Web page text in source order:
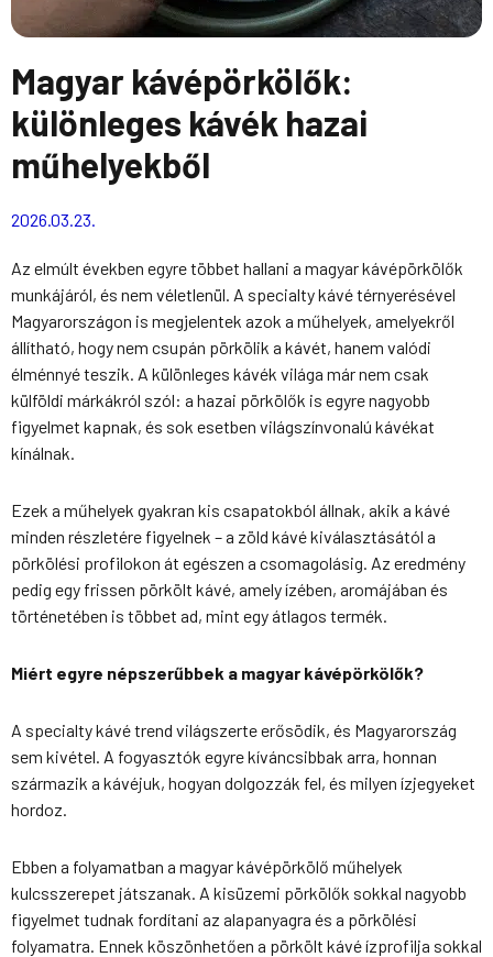
Magyar kávépörkölők:
különleges kávék hazai
műhelyekből
2026.03.23.
Az elmúlt években egyre többet hallani a magyar kávépörkölők
munkájáról, és nem véletlenül. A specialty kávé térnyerésével
Magyarországon is megjelentek azok a műhelyek, amelyekről
állítható, hogy nem csupán pörkölik a kávét, hanem valódi
élménnyé teszik. A különleges kávék világa már nem csak
külföldi márkákról szól: a hazai pörkölők is egyre nagyobb
figyelmet kapnak, és sok esetben világszínvonalú kávékat
kínálnak.
Ezek a műhelyek gyakran kis csapatokból állnak, akik a kávé
minden részletére figyelnek – a zöld kávé kiválasztásától a
pörkölési profilokon át egészen a csomagolásig. Az eredmény
pedig egy frissen pörkölt kávé, amely ízében, aromájában és
történetében is többet ad, mint egy átlagos termék.
Miért egyre népszerűbbek a magyar kávépörkölők?
A specialty kávé trend világszerte erősödik, és Magyarország
sem kivétel. A fogyasztók egyre kíváncsibbak arra, honnan
származik a kávéjuk, hogyan dolgozzák fel, és milyen ízjegyeket
hordoz.
Ebben a folyamatban a magyar kávépörkölő műhelyek
kulcsszerepet játszanak. A kisüzemi pörkölők sokkal nagyobb
figyelmet tudnak fordítani az alapanyagra és a pörkölési
folyamatra. Ennek köszönhetően a pörkölt kávé ízprofilja sokkal